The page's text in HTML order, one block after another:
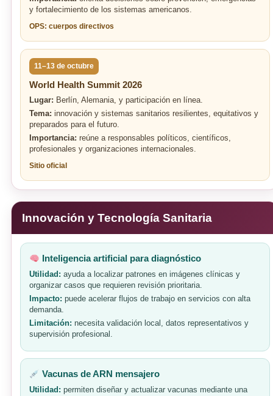
y fortalecimiento de los sistemas americanos.
OPS: cuerpos directivos
11–13 de octubre
World Health Summit 2026
Lugar: Berlín, Alemania, y participación en línea.
Tema: innovación y sistemas sanitarios resilientes, equitativos y
preparados para el futuro.
Importancia: reúne a responsables políticos, científicos,
profesionales y organizaciones internacionales.
Sitio oficial
Innovación y Tecnología Sanitaria
Inteligencia artificial para diagnóstico
Utilidad: ayuda a localizar patrones en imágenes clínicas y
organizar casos que requieren revisión prioritaria.
Impacto: puede acelerar flujos de trabajo en servicios con alta
demanda.
Limitación: necesita validación local, datos representativos y
supervisión profesional.
Vacunas de ARN mensajero
Utilidad: permiten diseñar y actualizar vacunas mediante una